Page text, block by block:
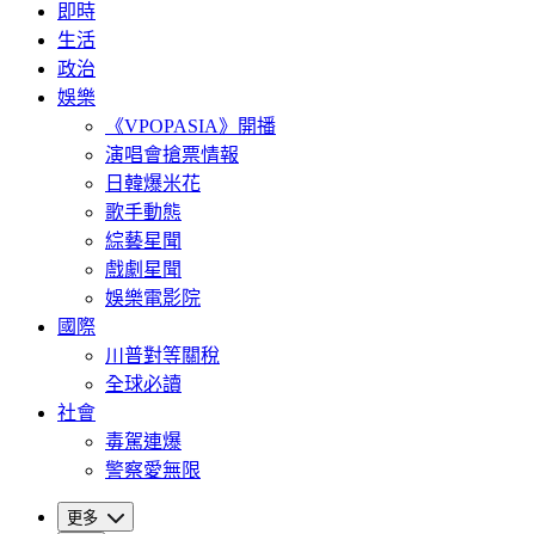
即時
生活
政治
娛樂
《VPOPASIA》開播
演唱會搶票情報
日韓爆米花
歌手動態
綜藝星聞
戲劇星聞
娛樂電影院
國際
川普對等關稅
全球必讀
社會
毒駕連爆
警察愛無限
更多